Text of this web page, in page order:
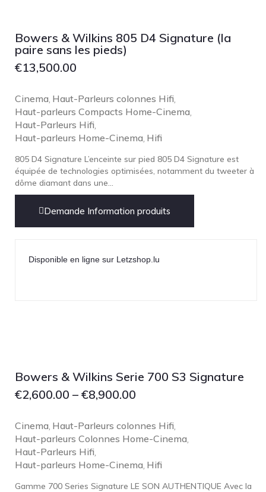
Mark Levinson
Mo-Fi
Mola Mola
MONITOR AUDIO
MUSICAL FIDELITY
Nad
NOBLE
pmc
Pro-Ject Audio
SCANSONIC
Sennheiser
Technics
TonTräger.audio
Bowers & Wilkins 805 D4 Signature (la
paire sans les pieds)
€13,500.00
Cinema Haut-Parleurs colonnes Hifi
Haut-parleurs Compacts Home-Cinema
Haut-Parleurs Hifi
Haut-parleurs Home-Cinema Hifi
805 D4 Signature L’enceinte sur pied 805 D4 Signature est
équipée de technologies optimisées, notamment du tweeter à
dôme diamant dans une...
Demande Information produits
Disponible en ligne sur Letzshop.lu
Bowers & Wilkins Serie 700 S3 Signature
€2,600.00 – €8,900.00
Cinema Haut-Parleurs colonnes Hifi
Haut-parleurs Colonnes Home-Cinema
Haut-Parleurs Hifi
Haut-parleurs Home-Cinema Hifi
Gamme 700 Series Signature LE SON AUTHENTIQUE Avec la